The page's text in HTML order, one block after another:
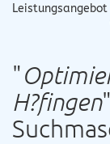
Leistungsangebot
"
H?fingen